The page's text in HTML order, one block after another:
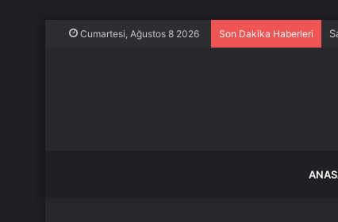
Cumartesi, Ağustos 8 2026 Son Dakika Haberleri